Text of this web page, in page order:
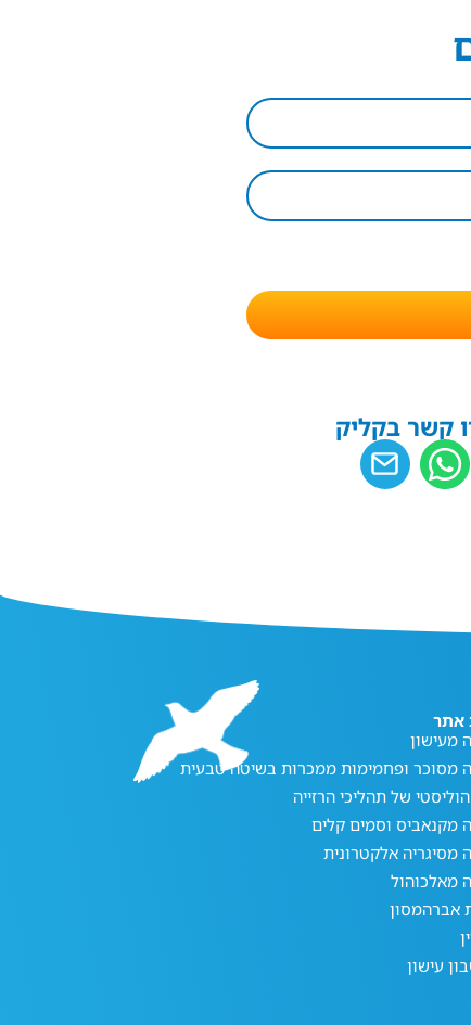
קשר בקליק
אתר
מעישון
מסוכר ופחמימות ממכרות בשיטה טבעית
הוליסטי של תהליכי הרזייה
מקנאביס וסמים קלים
מסיגריה אלקטרונית
מאלכוהול
אברהמסון
עישון